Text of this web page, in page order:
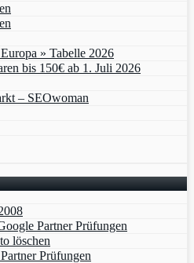
» Tabelle 2026
bis 150€ ab 1. Juli 2026
– SEOwoman
Partner Prüfungen
löschen
Prüfungen